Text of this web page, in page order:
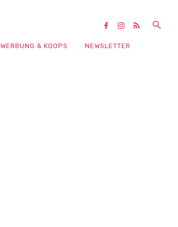
WERBUNG & KOOPS NEWSLETTER